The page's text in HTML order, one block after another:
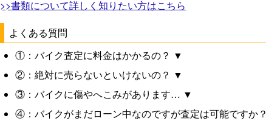
>>書類について詳しく知りたい方はこちら
よくある質問
①：バイク査定に料金はかかるの？ ▼
②：絶対に売らないといけないの？ ▼
③：バイクに傷やへこみがあります… ▼
④：バイクがまだローン中なのですが査定は可能ですか